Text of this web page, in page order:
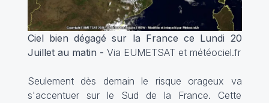
Ciel bien dégagé sur la France ce Lundi 20
Juillet au matin - Via EUMETSAT et météociel.fr
Seulement dès demain le risque orageux va
s'accentuer sur le Sud de la France. Cette